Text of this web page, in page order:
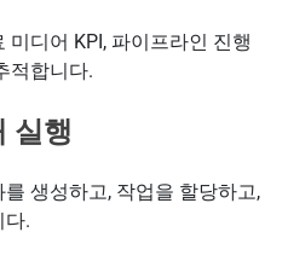
미디어 KPI, 파이프라인 진행
적합니다.
실행
생성하고, 작업을 할당하고,
다.